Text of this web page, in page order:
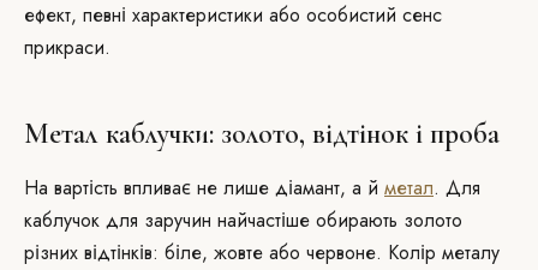
ефект, певні характеристики або особистий сенс
прикраси.
Метал каблучки: золото, відтінок і проба
На вартість впливає не лише діамант, а й метал. Для
каблучок для заручин найчастіше обирають золото
різних відтінків: біле, жовте або червоне. Колір металу